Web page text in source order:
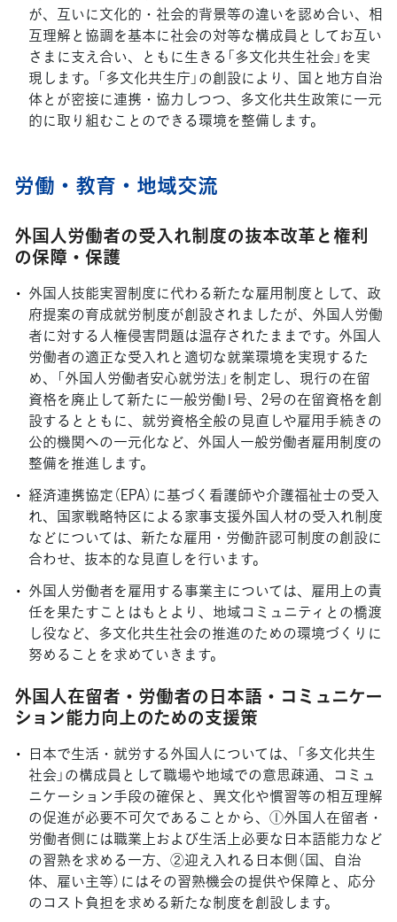
が、互いに文化的・社会的背景等の違いを認め合い、相
互理解と協調を基本に社会の対等な構成員としてお互い
さまに支え合い、ともに生きる「多文化共生社会」を実
現します。「多文化共生庁」の創設により、国と地方自治
体とが密接に連携・協力しつつ、多文化共生政策に一元
的に取り組むことのできる環境を整備します。
労働・教育・地域交流
外国人労働者の受入れ制度の抜本改革と権利
の保障・保護
外国人技能実習制度に代わる新たな雇用制度として、政
府提案の育成就労制度が創設されましたが、外国人労働
者に対する人権侵害問題は温存されたままです。外国人
労働者の適正な受入れと適切な就業環境を実現するた
め、「外国人労働者安心就労法」を制定し、現行の在留
資格を廃止して新たに一般労働1号、2号の在留資格を創
設するとともに、就労資格全般の見直しや雇用手続きの
公的機関への一元化など、外国人一般労働者雇用制度の
整備を推進します。
経済連携協定（EPA）に基づく看護師や介護福祉士の受入
れ、国家戦略特区による家事支援外国人材の受入れ制度
などについては、新たな雇用・労働許認可制度の創設に
合わせ、抜本的な見直しを行います。
外国人労働者を雇用する事業主については、雇用上の責
任を果たすことはもとより、地域コミュニティとの橋渡
し役など、多文化共生社会の推進のための環境づくりに
努めることを求めていきます。
外国人在留者・労働者の日本語・コミュニケー
ション能力向上のための支援策
日本で生活・就労する外国人については、「多文化共生
社会」の構成員として職場や地域での意思疎通、コミュ
ニケーション手段の確保と、異文化や慣習等の相互理解
の促進が必要不可欠であることから、①外国人在留者・
労働者側には職業上および生活上必要な日本語能力など
の習熟を求める一方、②迎え入れる日本側（国、自治
体、雇い主等）にはその習熟機会の提供や保障と、応分
のコスト負担を求める新たな制度を創設します。